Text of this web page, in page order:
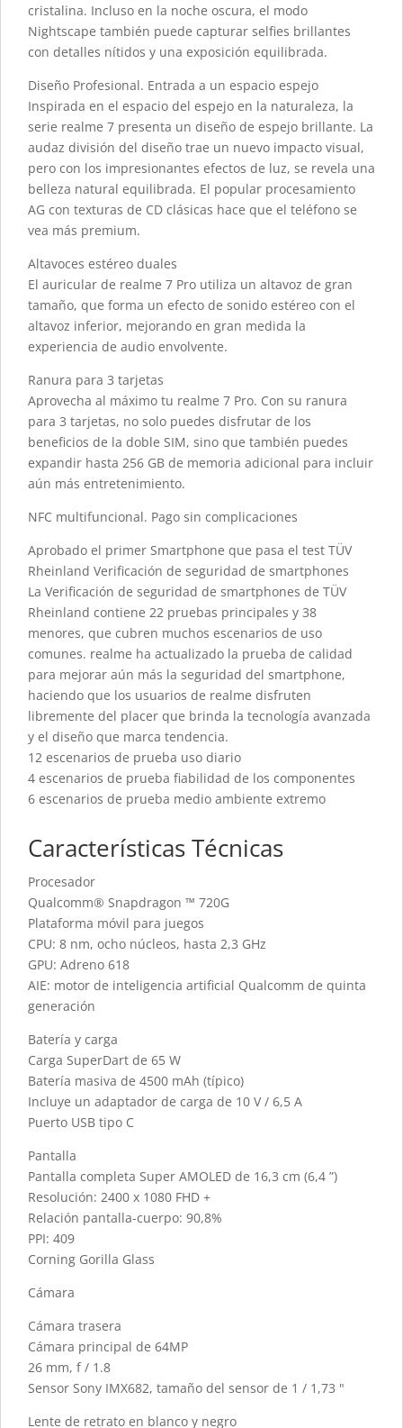
cristalina. Incluso en la noche oscura, el modo
Nightscape también puede capturar selfies brillantes
con detalles nítidos y una exposición equilibrada.
Diseño Profesional. Entrada a un espacio espejo
Inspirada en el espacio del espejo en la naturaleza, la
serie realme 7 presenta un diseño de espejo brillante. La
audaz división del diseño trae un nuevo impacto visual,
pero con los impresionantes efectos de luz, se revela una
belleza natural equilibrada. El popular procesamiento
AG con texturas de CD clásicas hace que el teléfono se
vea más premium.
Altavoces estéreo duales
El auricular de realme 7 Pro utiliza un altavoz de gran
tamaño, que forma un efecto de sonido estéreo con el
altavoz inferior, mejorando en gran medida la
experiencia de audio envolvente.
Ranura para 3 tarjetas
Aprovecha al máximo tu realme 7 Pro. Con su ranura
para 3 tarjetas, no solo puedes disfrutar de los
beneficios de la doble SIM, sino que también puedes
expandir hasta 256 GB de memoria adicional para incluir
aún más entretenimiento.
NFC multifuncional. Pago sin complicaciones
Aprobado el primer Smartphone que pasa el test TÜV
Rheinland Verificación de seguridad de smartphones
La Verificación de seguridad de smartphones de TÜV
Rheinland contiene 22 pruebas principales y 38
menores, que cubren muchos escenarios de uso
comunes. realme ha actualizado la prueba de calidad
para mejorar aún más la seguridad del smartphone,
haciendo que los usuarios de realme disfruten
libremente del placer que brinda la tecnología avanzada
y el diseño que marca tendencia.
12 escenarios de prueba uso diario
4 escenarios de prueba fiabilidad de los componentes
6 escenarios de prueba medio ambiente extremo
Características Técnicas
Procesador
Qualcomm® Snapdragon ™ 720G
Plataforma móvil para juegos
CPU: 8 nm, ocho núcleos, hasta 2,3 GHz
GPU: Adreno 618
AIE: motor de inteligencia artificial Qualcomm de quinta
generación
Batería y carga
Carga SuperDart de 65 W
Batería masiva de 4500 mAh (típico)
Incluye un adaptador de carga de 10 V / 6,5 A
Puerto USB tipo C
Pantalla
Pantalla completa Super AMOLED de 16,3 cm (6,4 ”)
Resolución: 2400 x 1080 FHD +
Relación pantalla-cuerpo: 90,8%
PPI: 409
Corning Gorilla Glass
Cámara
Cámara trasera
Cámara principal de 64MP
26 mm, f / 1.8
Sensor Sony IMX682, tamaño del sensor de 1 / 1,73 "
Lente de retrato en blanco y negro